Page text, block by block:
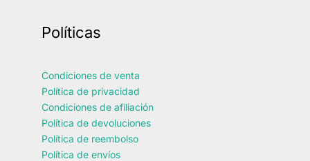
Políticas
Condiciones de venta
Política de privacidad
Condiciones de afiliación
Política de devoluciones
Política de reembolso
Política de envíos